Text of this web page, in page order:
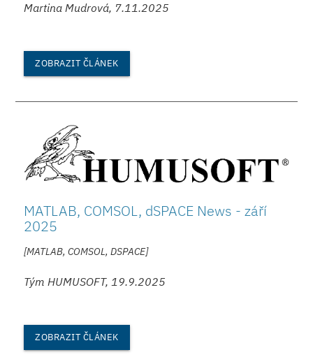
Martina Mudrová, 7.11.2025
ZOBRAZIT ČLÁNEK
MATLAB, COMSOL, dSPACE News - září
2025
[MATLAB, COMSOL, DSPACE]
Tým HUMUSOFT, 19.9.2025
ZOBRAZIT ČLÁNEK